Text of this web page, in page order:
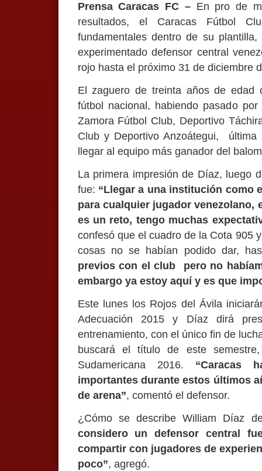
Prensa Caracas FC –En pro de
resultados, el Caracas Fútbol
fundamentales dentro de su
experimentado defensor central
rojo hasta el próximo 31 de diciembre
El zaguero de treinta años de edad
fútbol nacional, habiendo pasado
Zamora Fútbol Club, Deportivo
Club y Deportivo Anzoátegui,
llegar al equipo más ganador del
La primera impresión de Díaz, luego
fue: “Llegar a una institución como
para cualquier jugador venezolano,
es un reto, tengo muchas
confesó que el cuadro de la Cota 905
cosas no se habían podido dar,
previos con el club pero no
embargo ya estoy aquí y es que
Este lunes los Rojos del Ávila
Adecuación 2015 y Díaz dirá
entrenamiento, con el único fin de
buscará el título de este
Sudamericana 2016. “Caracas
importantes durante estos últimos
de arena”, comentó el defensor.
¿Cómo se describe William Díaz
considero un defensor central
compartir con jugadores de
poco”, agregó.